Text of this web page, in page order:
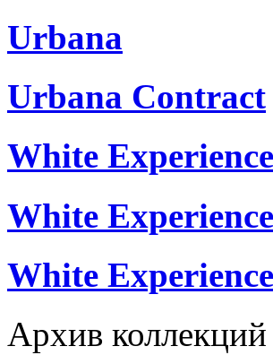
Urbana
Urbana Contract
White Experience
White
White
Архив коллекций